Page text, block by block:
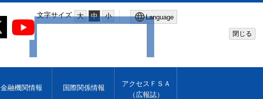
文字サイズ 大 中 小 Language
閉じる
金融機関情報 国際関係情報
アクセスＦＳＡ
（広報誌）